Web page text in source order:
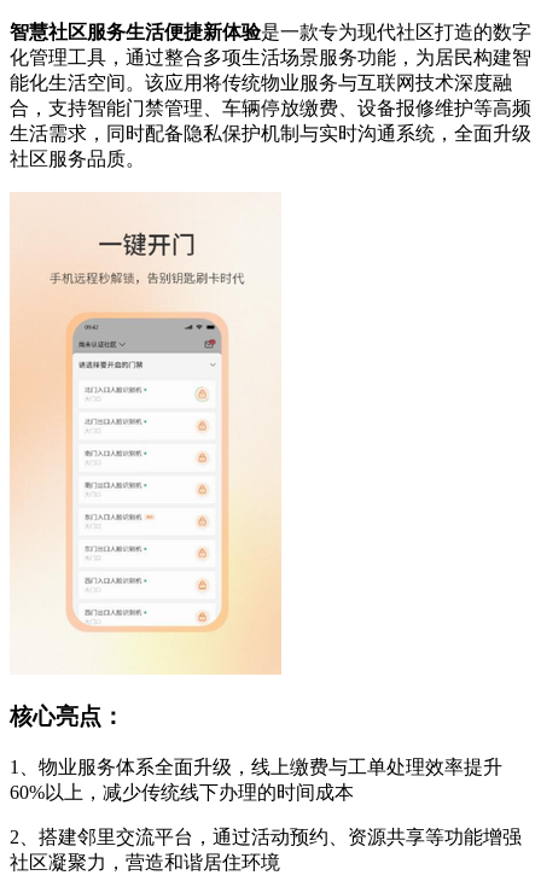
智慧社区服务生活便捷新体验是一款专为现代社区打造的数字
化管理工具，通过整合多项生活场景服务功能，为居民构建智
能化生活空间。该应用将传统物业服务与互联网技术深度融
合，支持智能门禁管理、车辆停放缴费、设备报修维护等高频
生活需求，同时配备隐私保护机制与实时沟通系统，全面升级
社区服务品质。
核心亮点：
1、物业服务体系全面升级，线上缴费与工单处理效率提升
60%以上，减少传统线下办理的时间成本
2、搭建邻里交流平台，通过活动预约、资源共享等功能增强
社区凝聚力，营造和谐居住环境